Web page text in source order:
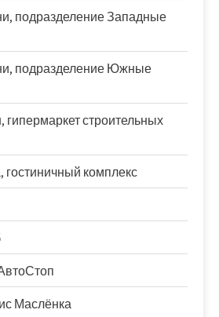
подразделение Западные
подразделение Южные
строительных
гостиничный комплекс
Маслёнка